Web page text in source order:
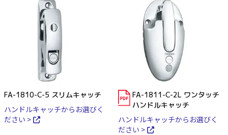
FA-1810-C-5 スリムキャッチ
ハンドルキャッチからお選びく
ださい >
FA-1811-C-2L ワンタッチ
ハンドルキャッチ
ハンドルキャッチからお選びく
ださい >